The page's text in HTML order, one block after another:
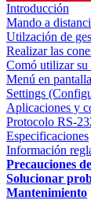
Introducción
Mando a
Utilzación de
Realizar las
Comó utilizar
Menú en
Settings
Aplicaciones y
Protocolo RS-
Especificaciones
Información
Precauciones
Solucionar
Mantenimiento